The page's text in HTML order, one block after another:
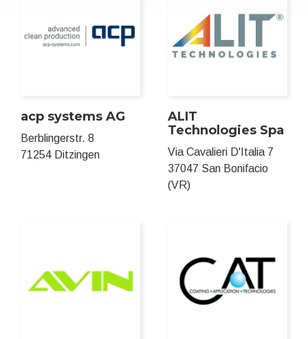
acp systems AG
Berblingerstr. 8
71254 Ditzingen
ALIT
Technologies Spa
Via Cavalieri D'Italia 7
37047 San Bonifacio
(VR)